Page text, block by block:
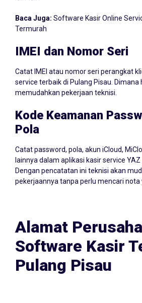
Baca Juga: Software Kasir Online
Termurah
IMEI dan Nomor Seri
Catat IMEI atau nomor seri perangkat
service terbaik di Pulang Pisau. Dimana
memudahkan pekerjaan teknisi.
Kode Keamanan
Pola
Catat password, pola, akun iCloud,
lainnya dalam aplikasi kasir service YAZ
Dengan pencatatan ini teknisi akan
pekerjaannya tanpa perlu mencari nota
Alamat
Software Kasir
Pulang Pisau